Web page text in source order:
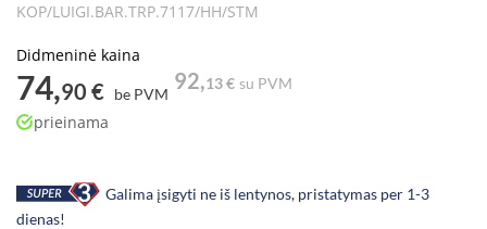
KOP/LUIGI.BAR.TRP.7117/HH/STM
Didmeninė kaina
74,90 € be PVM
92,13 € su PVM
prieinama
Galima įsigyti ne iš lentynos, pristatymas per 1-3
dienas!